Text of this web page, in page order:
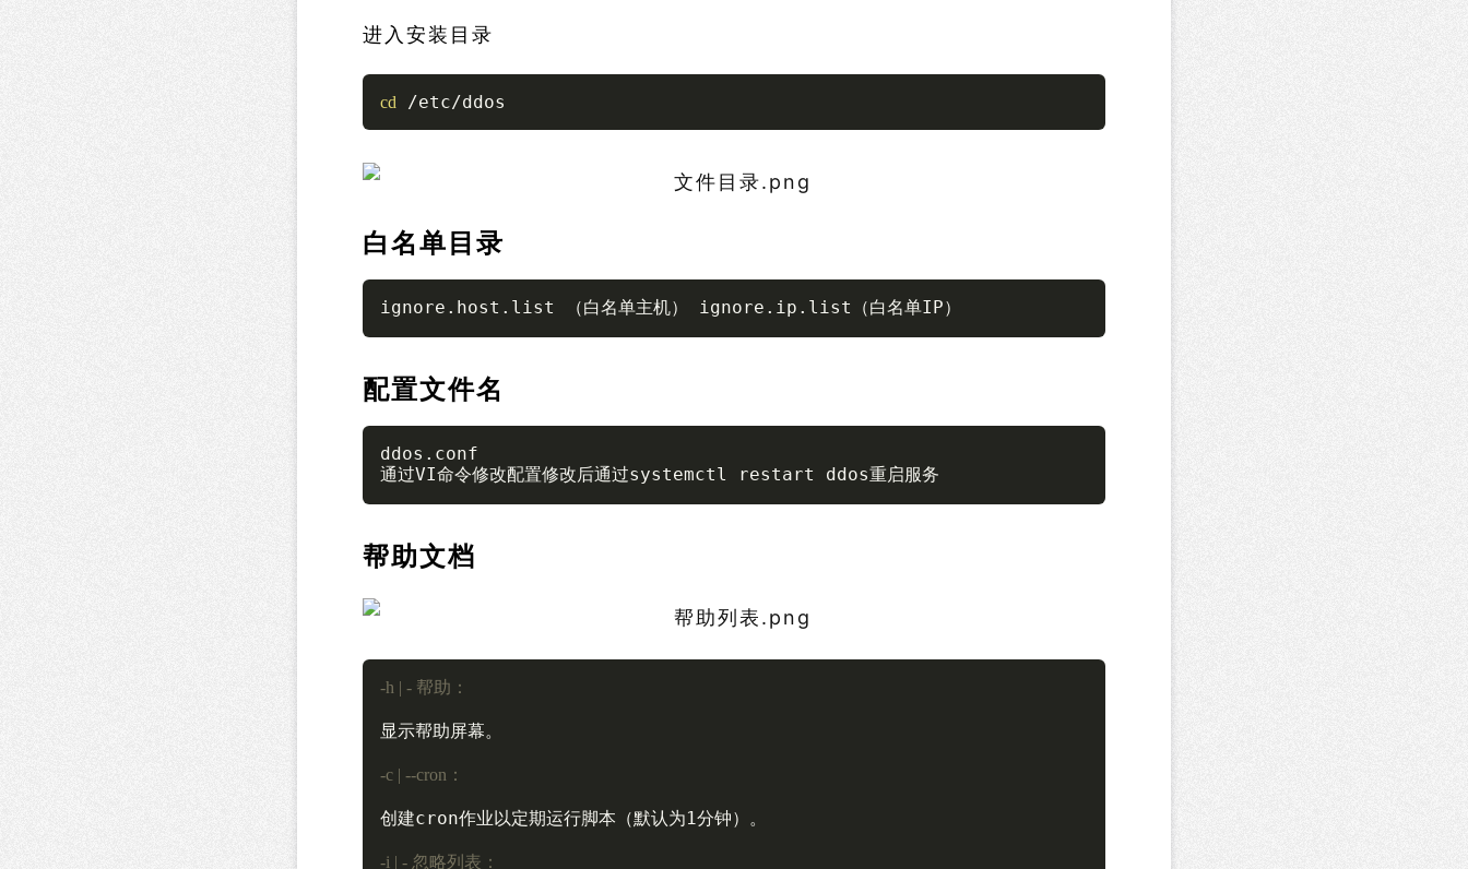
进入安装目录
cd /etc/ddos
白名单目录
ignore.host.list （白名单主机） ignore.ip.list（白名单IP）
配置文件名
ddos.conf
通过VI命令修改配置修改后通过systemctl restart ddos重启服务
帮助文档
-h | - 帮助：
显示帮助屏幕。
-c | --cron：
创建cron作业以定期运行脚本（默认为1分钟）。
-i | - 忽略列表：